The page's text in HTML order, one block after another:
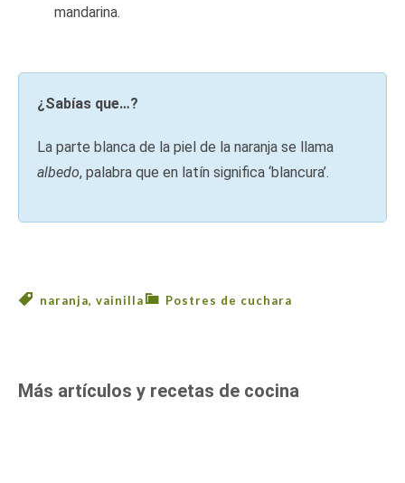
mandarina.
¿Sabías que…?
La parte blanca de la piel de la naranja se llama
albedo, palabra que en latín significa ‘blancura’.
Postres de cuchara
naranja, vainilla
Más artículos y recetas de cocina